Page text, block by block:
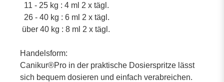
11 - 25 kg : 4 ml 2 x tägl.
26 - 40 kg : 6 ml 2 x tägl.
über 40 kg : 8 ml 2 x tägl.
Handelsform:
Canikur®Pro in der praktische Dosierspritze lässt
sich bequem dosieren und einfach verabreichen.